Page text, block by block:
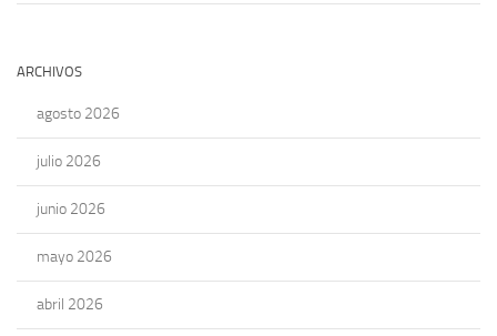
ARCHIVOS
agosto 2026
julio 2026
junio 2026
mayo 2026
abril 2026